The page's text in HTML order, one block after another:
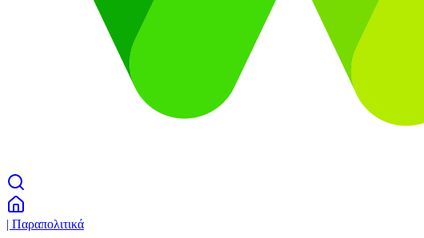
| Παραπολιτικά